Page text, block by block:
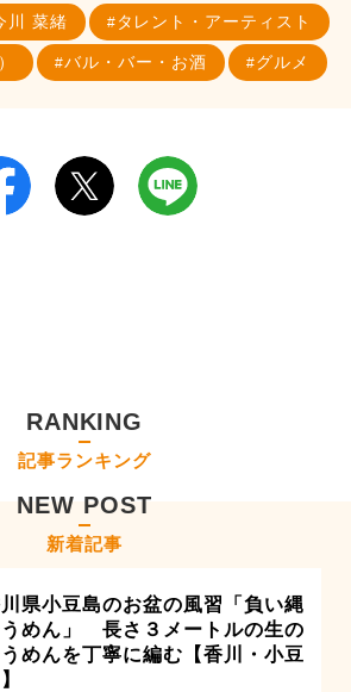
川 菜緒 タレント・アーティスト
バル・バー・お酒 グルメ
RANKING
記事ランキング
NEW POST
新着記事
県小豆島のお盆の風習「負い縄
めん」 長さ３メートルの生の
めんを丁寧に編む【香川・小豆